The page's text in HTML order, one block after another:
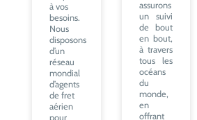
à vos
besoins.
Nous
disposons
d’un
réseau
mondial
d’agents
de fret
aérien
pour
assurons
un suivi
de bout
en bout,
à travers
tous les
océans
du
monde,
en
offrant